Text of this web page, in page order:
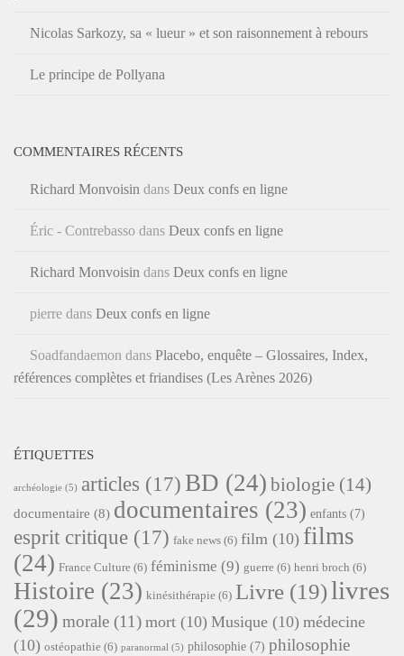
Nicolas Sarkozy, sa « lueur » et son raisonnement à rebours
Le principe de Pollyana
COMMENTAIRES RÉCENTS
Richard Monvoisin dans Deux confs en ligne
Éric - Contrebasso dans Deux confs en ligne
Richard Monvoisin dans Deux confs en ligne
pierre dans Deux confs en ligne
Soadfandaemon dans Placebo, enquête – Glossaires, Index,
références complètes et friandises (Les Arènes 2026)
ÉTIQUETTES
archéologie (5) articles (17) BD (24) biologie (14)
documentaire (8) documentaires (23) enfants (7)
esprit critique (17) fake news (6) film (10) films
(24) France Culture (6) féminisme (9) guerre (6) henri broch (6)
Histoire (23) kinésithérapie (6) Livre (19)livres
(29) morale (11) mort (10) Musique (10) médecine
(10) ostéopathie (6) paranormal (5) philosophie (7) philosophie